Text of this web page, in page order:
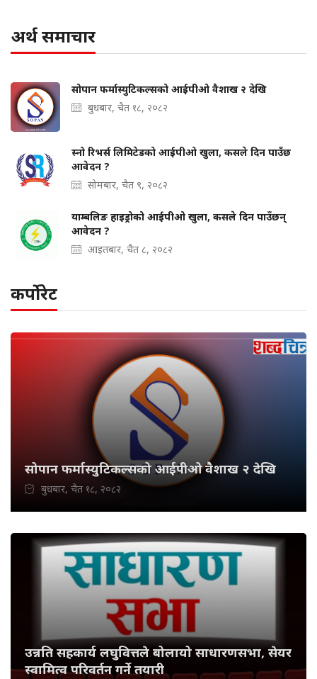
अर्थ समाचार
सोपान फर्मास्युटिकल्सको आईपीओ वैशाख २ देखि
बुधबार, चैत १८, २०८२
स्नो रिभर्स लिमिटेडको आईपीओ खुला, कसले दिन पाउँछ
आवेदन ?
सोमबार, चैत ९, २०८२
याम्बलिङ हाइड्रोको आईपीओ खुला, कसले दिन पाउँछन्
आवेदन ?
आइतबार, चैत ८, २०८२
कर्पोरेट
सोपान फर्मास्युटिकल्सको आईपीओ वैशाख २ देखि
बुधबार, चैत १८, २०८२
उन्नति सहकार्य लघुवित्तले बोलायो साधारणसभा, सेयर
स्वामित्व परिवर्तन गर्ने तयारी